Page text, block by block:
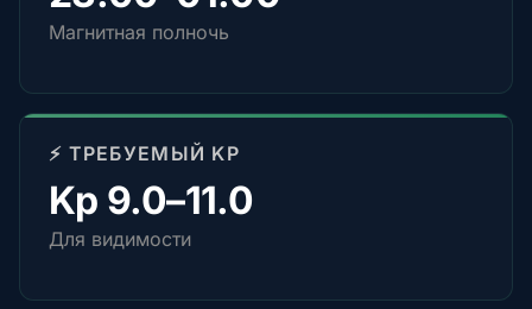
Магнитная полночь
⚡ ТРЕБУЕМЫЙ KP
Kp 9.0–11.0
Для видимости